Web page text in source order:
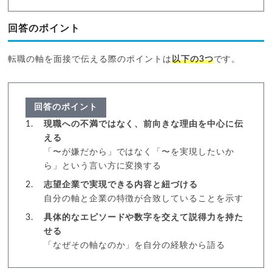
回答のポイント
転職の軸を面接で伝える際のポイントは以下の3つです。
回答のポイント
現職への不満ではなく、前向きな理由を中心に伝
える
「〜が嫌だから」ではなく「〜を実現したいか
ら」という言い方に変換する
志望企業で実現できる内容と紐づける
自分の軸と企業の特徴が合致していることを示す
具体的なエピソードや数字を交えて説得力を持た
せる
「なぜその軸なのか」を自分の経験から語る